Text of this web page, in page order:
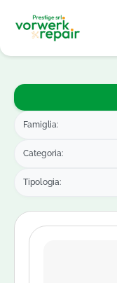
Famiglia:
Categoria:
Tipologia: